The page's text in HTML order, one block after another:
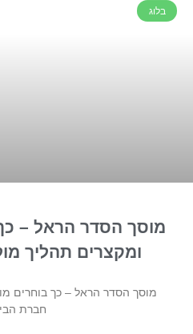
בלוג
מוסך הסדר הראל – כך
ומקצרים תהליך
מוסך הסדר הראל – כך בוחרים
חברת